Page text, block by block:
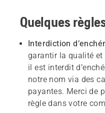
Quelques
Interdiction
garantir la qualité et
il est interdit
notre nom via des
payantes. Merci de
règle dans votre